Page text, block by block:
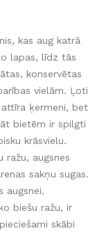
kas aug katrā
lapas, līdz tās
konservētas
vielām. Ļoti
attīra ķermeni, bet
bietēm ir spilgti
krāsvielu.
ražu, augsnes
sakņu sugas.
augsnei.
biešu ražu, ir
skābi